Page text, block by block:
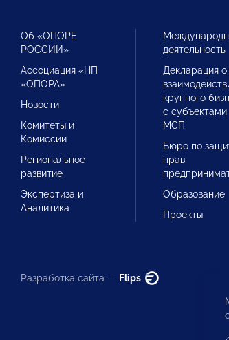
Об «ОПОРЕ
РОССИИ»
Ассоциация «НП
«ОПОРА»
Новости
Комитеты и
Комиссии
Региональное
развитие
Экспертиза и
Аналитика
деятельность
Декларация о
крупного
с субъектами
МСП
Бюро по
прав
Образование
Проекты
Разработка сайта — Flips
с